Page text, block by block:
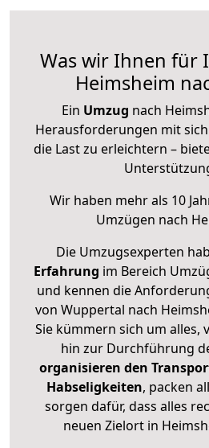
Was wir Ihnen für
Heimsheim
Ein Umzug nach
Herausforderungen mit
die Last zu erleichtern –
Wir haben mehr als 10
Umzügen nach
Die Umzugsexperten
Erfahrung im Bereich
und kennen die
von Wuppertal nach
Sie kümmern sich um alles,
hin zur Durchführung
organisieren den
Habseligkeiten, packen
sorgen dafür, dass alles
neuen Zielort in